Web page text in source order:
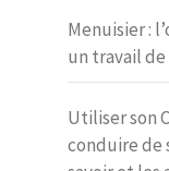
Menuisier :
un travail
Utiliser son
conduire de